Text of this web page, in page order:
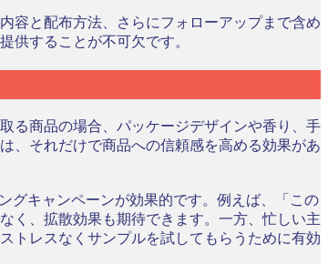
容と配布方法、さらにフォローアップまで含め
供することが不可欠です。
る商品の場合、パッケージデザインや香り、手
、それだけで商品への信頼感を高める効果があ
グキャンペーンが効果的です。例えば、「この
く、拡散効果も期待できます。一方、忙しい主
トレスなくサンプルを試してもらうために有効